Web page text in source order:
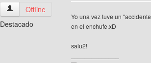
juan-96 Ver perfil del usuario
Offline
Destacado
Yo una vez tuve un
en el enchufe.xD
salu2!